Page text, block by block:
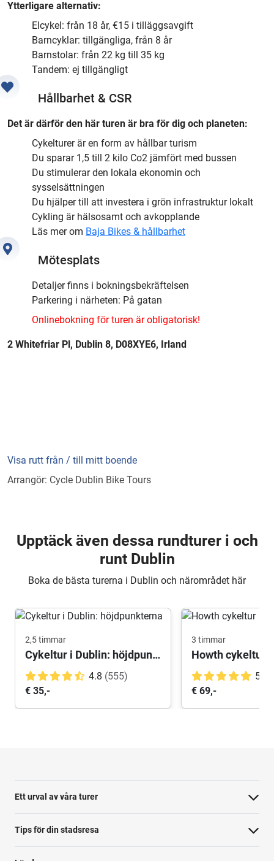
Ytterligare alternativ:
Elcykel: från 18 år, €15 i tilläggsavgift
Barncyklar: tillgängliga, från 8 år
Barnstolar: från 22 kg till 35 kg
Tandem: ej tillgängligt
Hållbarhet & CSR
Det är därför den här turen är bra för dig och planeten:
Cykelturer är en form av hållbar turism
Du sparar 1,5 till 2 kilo Co2 jämfört med bussen
Du stimulerar den lokala ekonomin och
sysselsättningen
Du hjälper till att investera i grön infrastruktur lokalt
Cykling är hälsosamt och avkopplande
Läs mer om Baja Bikes & hållbarhet
Mötesplats
Detaljer finns i bokningsbekräftelsen
Parkering i närheten: På gatan
Onlinebokning för turen är obligatorisk!
2 Whitefriar Pl, Dublin 8, D08XYE6, Irland
Visa rutt från / till mitt boende
Arrangör: Cycle Dublin Bike Tours
Upptäck även dessa rundturer i och
runt Dublin
Boka de bästa turerna i Dublin och närområdet här
2,5 timmar
Cykeltur i Dublin: höjdpunkterna
4.8 (555)
€ 35,-
3 timmar
Howth cykeltur
5.0
€ 69,-
Ett urval av våra turer
Tips för din stadsresa